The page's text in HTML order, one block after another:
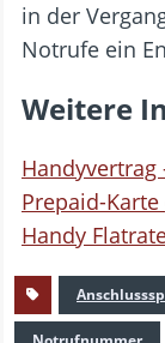
in der
Notrufe ein
Weitere
Handyvertrag
Prepaid-
Handy